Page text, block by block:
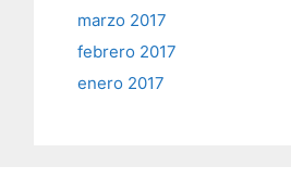
marzo 2017
febrero 2017
enero 2017